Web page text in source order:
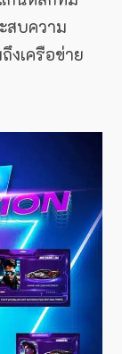
สบความ
งเครือข่าย